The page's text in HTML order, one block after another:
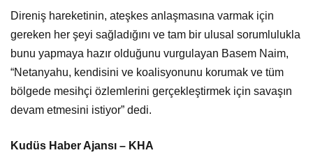
Direniş hareketinin, ateşkes anlaşmasına varmak için
gereken her şeyi sağladığını ve tam bir ulusal sorumlulukla
bunu yapmaya hazır olduğunu vurgulayan Basem Naim,
“Netanyahu, kendisini ve koalisyonunu korumak ve tüm
bölgede mesihçi özlemlerini gerçekleştirmek için savaşın
devam etmesini istiyor” dedi.
Kudüs Haber Ajansı – KHA